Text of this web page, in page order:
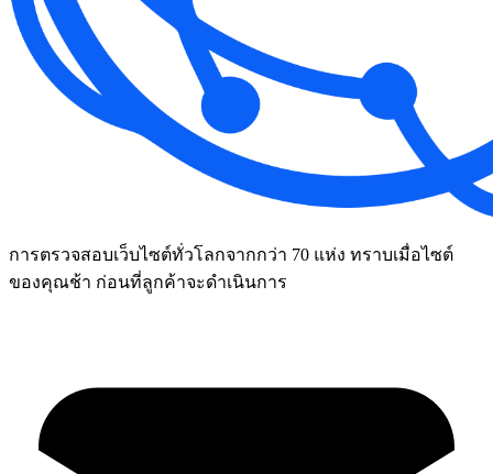
การตรวจสอบเว็บไซต์ทั่วโลกจากกว่า 70 แห่ง ทราบเมื่อไซต์
ของคุณช้า ก่อนที่ลูกค้าจะดำเนินการ